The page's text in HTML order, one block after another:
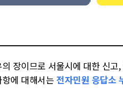
장이므로 서울시에 대한 신고
에 대해서는 전자민원 응답소